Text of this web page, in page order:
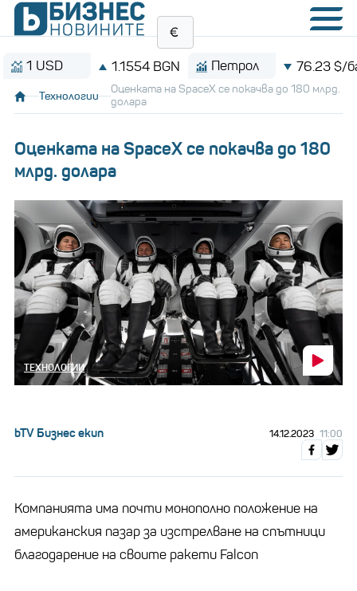
1.1554 BGN Петрол 76.23 $/барел
Технологии
Оценката на SpaceX се покачва до 180 млрд.
долара
Оценката на SpaceX се покачва до 180
млрд. долара
ТЕХНОЛОГИИ
bTV Бизнес екип 14.12.2023 11:00
Компанията има почти монополно положение на
американския пазар за изстрелване на спътници
благодарение на своите ракети Falcon